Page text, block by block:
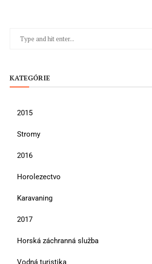
KATEGÓRIE
2015
Stromy
2016
Horolezectvo
Karavaning
2017
Horská záchranná služba
Vodná turistika